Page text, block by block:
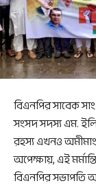
বিএনপির সাবেক
সংসদ সদস্য এম.
রহস্য এখনও
অপেক্ষায়, এই
বিএনপির সভাপতি